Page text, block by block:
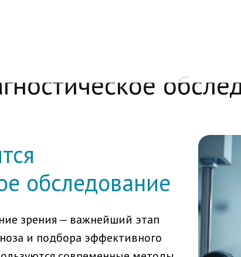
зрения — важнейший этап
и подбора эффективного
обследование